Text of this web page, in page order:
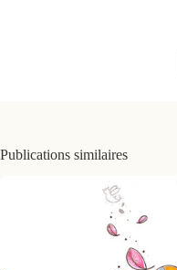
Publications similaires